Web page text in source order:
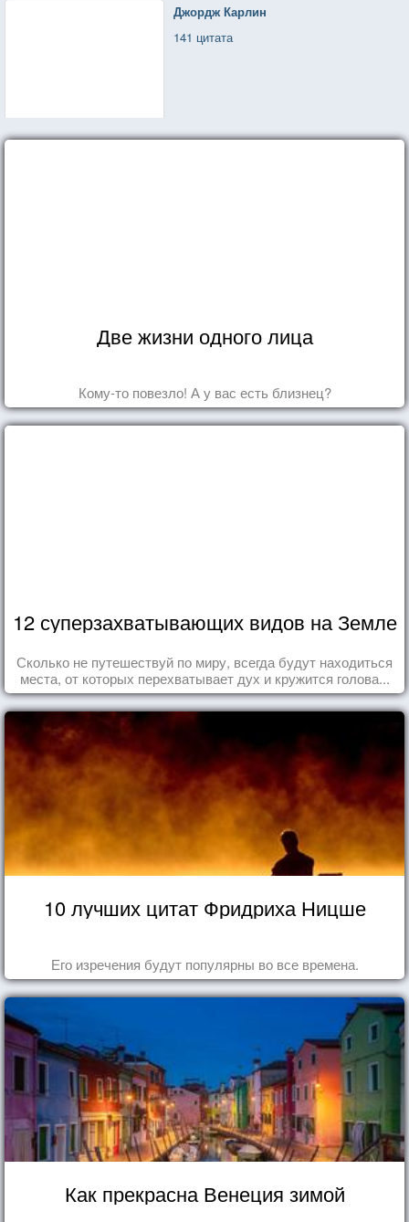
Джордж Карлин
141 цитата
Две жизни одного лица
Кому-то повезло! А у вас есть близнец?
12 суперзахватывающих видов на Земле
Сколько не путешествуй по миру, всегда будут находиться
места, от которых перехватывает дух и кружится голова...
10 лучших цитат Фридриха Ницше
Его изречения будут популярны во все времена.
Как прекрасна Венеция зимой